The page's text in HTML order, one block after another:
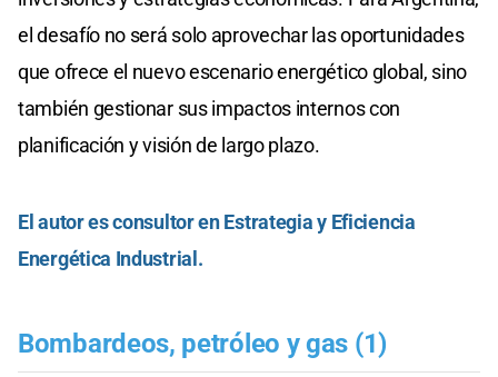
el desafío no será solo aprovechar las oportunidades
que ofrece el nuevo escenario energético global, sino
también gestionar sus impactos internos con
planificación y visión de largo plazo.
El autor es consultor en Estrategia y Eficiencia
Energética Industrial.
Bombardeos, petróleo y gas (1)